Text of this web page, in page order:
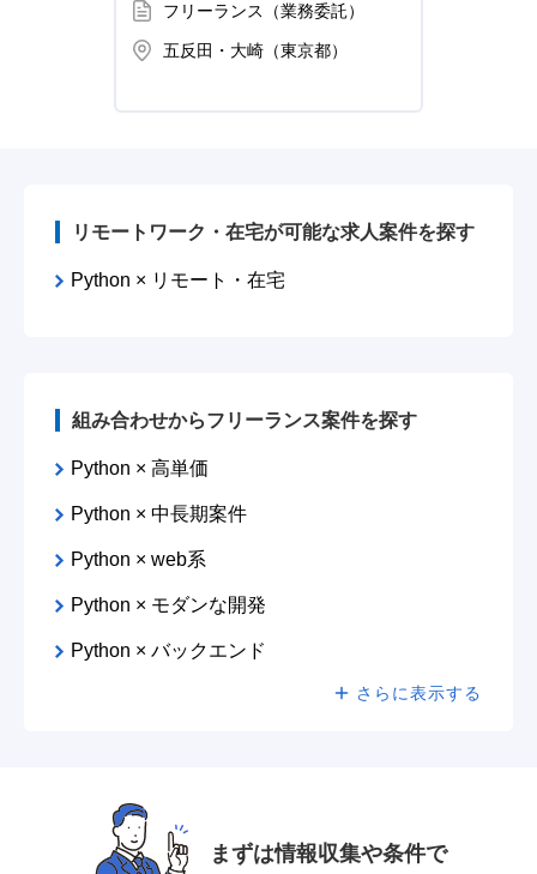
フリーランス（業務委託）
五反田・大崎（東京都）
リモートワーク・在宅が可能な求人案件を探す
Python × リモート・在宅
組み合わせからフリーランス案件を探す
Python × 高単価
Python × 中長期案件
Python × web系
Python × モダンな開発
Python × バックエンド
さらに表示する
まずは情報収集や条件で